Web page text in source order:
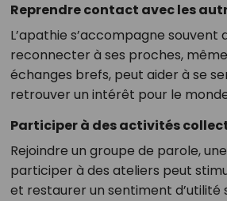
Reprendre contact avec les
L’apathie s’accompagne souvent
reconnecter à ses proches,
échanges brefs, peut aider à se
retrouver un intérêt pour le
Participer à des activités
Rejoindre un groupe de parole,
participer à des ateliers peut
et restaurer un sentiment d’utilité